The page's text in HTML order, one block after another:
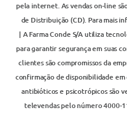
pela internet. As vendas on-line
de Distribuição (CD). Para mais
| A Farma Conde S/A utiliza
para garantir segurança em suas
clientes são compromissos da
confirmação de disponibilidade
antibióticos e psicotrópicos são
televendas pelo número 4000-